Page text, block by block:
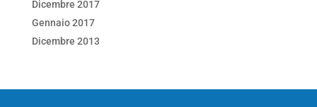
Dicembre 2017
Gennaio 2017
Dicembre 2013